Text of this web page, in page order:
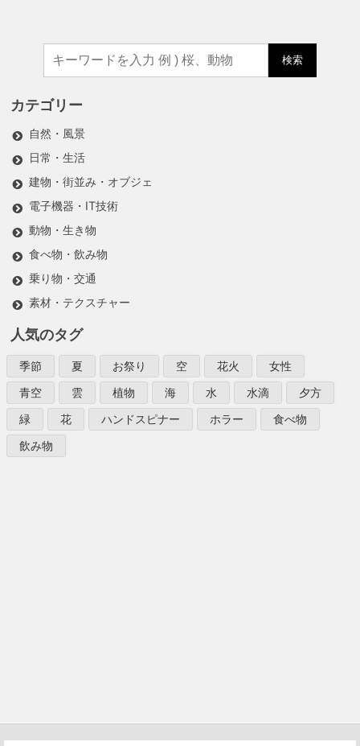
検索
カテゴリー
自然・風景
日常・生活
建物・街並み・オブジェ
電子機器・IT技術
動物・生き物
食べ物・飲み物
乗り物・交通
素材・テクスチャー
人気のタグ
季節 夏 お祭り 空 花火
女性
青空
雲 植物 海 水 水滴
夕方
緑
花 ハンドスピナー ホラー
食べ物
飲み物